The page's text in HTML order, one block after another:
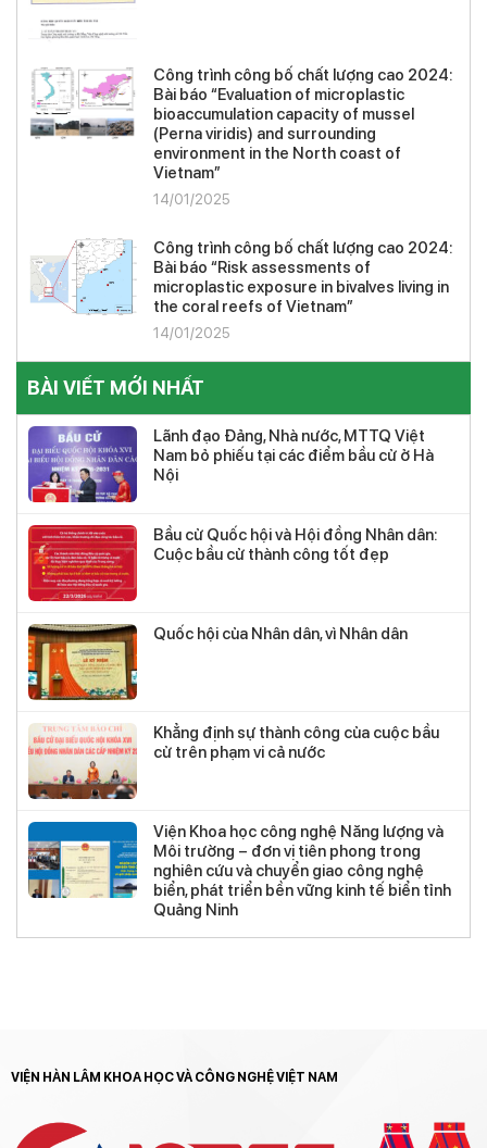
Công trình công bố chất lượng cao 2024:
Bài báo “Evaluation of microplastic
bioaccumulation capacity of mussel
(Perna viridis) and surrounding
environment in the North coast of
Vietnam”
14/01/2025
Công trình công bố chất lượng cao 2024:
Bài báo “Risk assessments of
microplastic exposure in bivalves living in
the coral reefs of Vietnam”
14/01/2025
BÀI VIẾT MỚI NHẤT
Lãnh đạo Đảng, Nhà nước, MTTQ Việt
Nam bỏ phiếu tại các điểm bầu cử ở Hà
Nội
Bầu cử Quốc hội và Hội đồng Nhân dân:
Cuộc bầu cử thành công tốt đẹp
Quốc hội của Nhân dân, vì Nhân dân
Khẳng định sự thành công của cuộc bầu
cử trên phạm vi cả nước
Viện Khoa học công nghệ Năng lượng và
Môi trường – đơn vị tiên phong trong
nghiên cứu và chuyển giao công nghệ
biển, phát triển bền vững kinh tế biển tỉnh
Quảng Ninh
VIỆN HÀN LÂM KHOA HỌC VÀ CÔNG NGHỆ VIỆT NAM